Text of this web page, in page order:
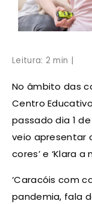
Leitura: 2 min |
No âmbito das
Centro
passado dia 1
veio apresentar
cores’ e ‘Klara
‘Caracóis com
pandemia, fala